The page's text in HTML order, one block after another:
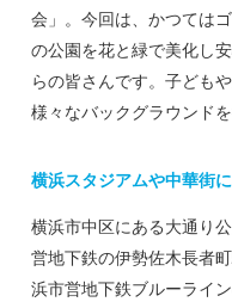
会」。今回は、かつては
の公園を花と緑で美化し
らの皆さんです。子ども
様々なバックグラウンド
横浜スタジアムや中華街
横浜市中区にある大通り
営地下鉄の伊勢佐木長者
浜市営地下鉄ブルーライ